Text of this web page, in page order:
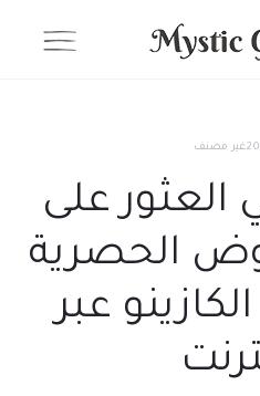
غير مصنف
العثور على
الحصرية
عبر